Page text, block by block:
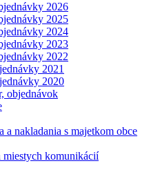
2026
2025
2024
2023
2022
2021
2020
objednávok
a nakladania s majetkom obce
miestych komunikácií